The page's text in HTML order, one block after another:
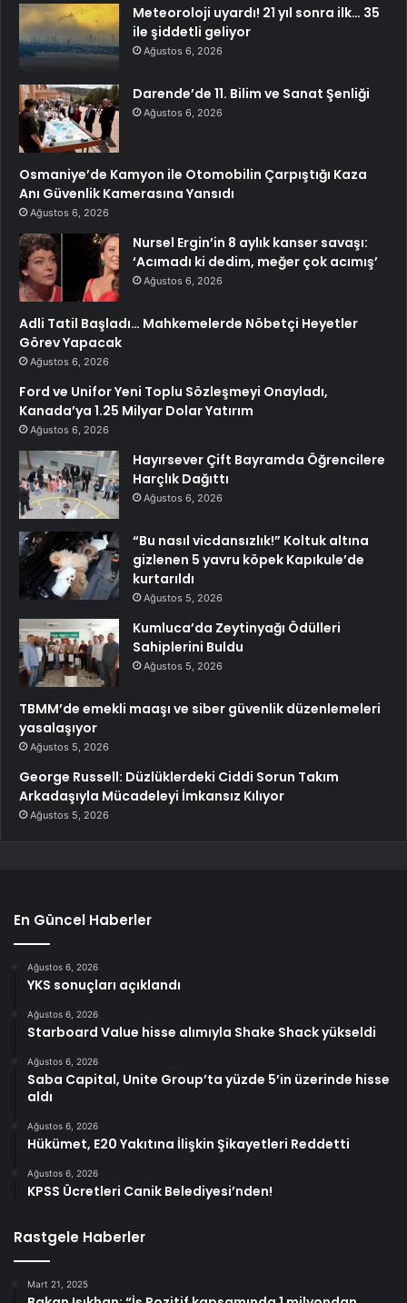
Meteoroloji uyardı! 21 yıl sonra ilk… 35
ile şiddetli geliyor
Ağustos 6, 2026
Darende’de 11. Bilim ve Sanat Şenliği
Ağustos 6, 2026
Osmaniye’de Kamyon ile Otomobilin Çarpıştığı Kaza
Anı Güvenlik Kamerasına Yansıdı
Ağustos 6, 2026
Nursel Ergin’in 8 aylık kanser savaşı:
‘Acımadı ki dedim, meğer çok acımış’
Ağustos 6, 2026
Adli Tatil Başladı… Mahkemelerde Nöbetçi Heyetler
Görev Yapacak
Ağustos 6, 2026
Ford ve Unifor Yeni Toplu Sözleşmeyi Onayladı,
Kanada’ya 1.25 Milyar Dolar Yatırım
Ağustos 6, 2026
Hayırsever Çift Bayramda Öğrencilere
Harçlık Dağıttı
Ağustos 6, 2026
“Bu nasıl vicdansızlık!” Koltuk altına
gizlenen 5 yavru köpek Kapıkule’de
kurtarıldı
Ağustos 5, 2026
Kumluca’da Zeytinyağı Ödülleri
Sahiplerini Buldu
Ağustos 5, 2026
TBMM’de emekli maaşı ve siber güvenlik düzenlemeleri
yasalaşıyor
Ağustos 5, 2026
George Russell: Düzlüklerdeki Ciddi Sorun Takım
Arkadaşıyla Mücadeleyi İmkansız Kılıyor
Ağustos 5, 2026
En Güncel Haberler
Ağustos 6, 2026
YKS sonuçları açıklandı
Ağustos 6, 2026
Starboard Value hisse alımıyla Shake Shack yükseldi
Ağustos 6, 2026
Saba Capital, Unite Group’ta yüzde 5’in üzerinde hisse
aldı
Ağustos 6, 2026
Hükümet, E20 Yakıtına İlişkin Şikayetleri Reddetti
Ağustos 6, 2026
KPSS Ücretleri Canik Belediyesi’nden!
Rastgele Haberler
Mart 21, 2025